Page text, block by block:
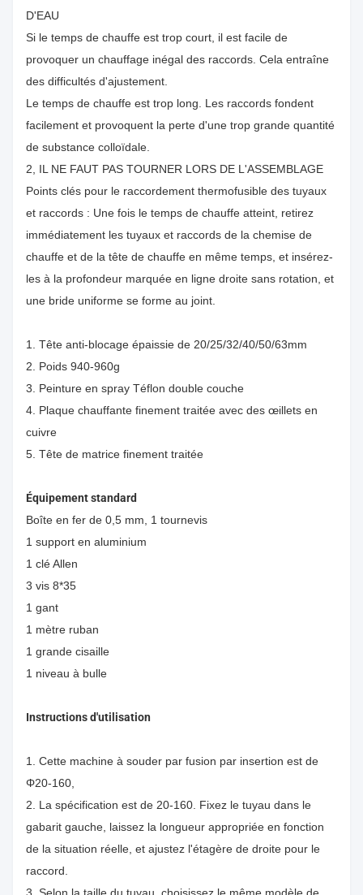
D'EAU
Si le temps de chauffe est trop court, il est facile de
provoquer un chauffage inégal des raccords. Cela entraîne
des difficultés d'ajustement.
Le temps de chauffe est trop long. Les raccords fondent
facilement et provoquent la perte d'une trop grande quantité
de substance colloïdale.
2, IL NE FAUT PAS TOURNER LORS DE L'ASSEMBLAGE
Points clés pour le raccordement thermofusible des tuyaux
et raccords : Une fois le temps de chauffe atteint, retirez
immédiatement les tuyaux et raccords de la chemise de
chauffe et de la tête de chauffe en même temps, et insérez-
les à la profondeur marquée en ligne droite sans rotation, et
une bride uniforme se forme au joint.
1. Tête anti-blocage épaissie de 20/25/32/40/50/63mm
2. Poids 940-960g
3. Peinture en spray Téflon double couche
4. Plaque chauffante finement traitée avec des œillets en
cuivre
5. Tête de matrice finement traitée
Équipement standard
Boîte en fer de 0,5 mm, 1 tournevis
1 support en aluminium
1 clé Allen
3 vis 8*35
1 gant
1 mètre ruban
1 grande cisaille
1 niveau à bulle
Instructions d'utilisation
1. Cette machine à souder par fusion par insertion est de
Φ20-160,
2. La spécification est de 20-160. Fixez le tuyau dans le
gabarit gauche, laissez la longueur appropriée en fonction
de la situation réelle, et ajustez l'étagère de droite pour le
raccord.